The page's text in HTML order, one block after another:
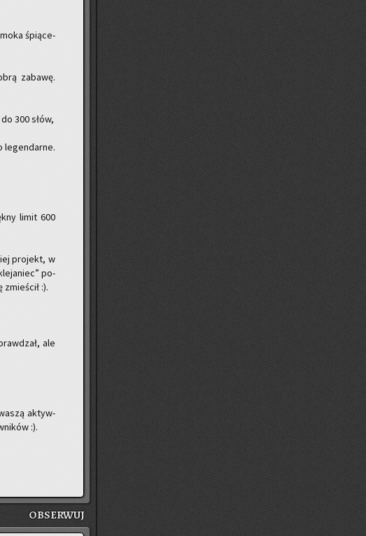
śpią­ce­
za­ba­wę.
300 słów,
le­gen­dar­ne.
limit 600
pro­jekt, w
po­
:).
ale
ak­tyw­
:).
OB­SER­WUJ